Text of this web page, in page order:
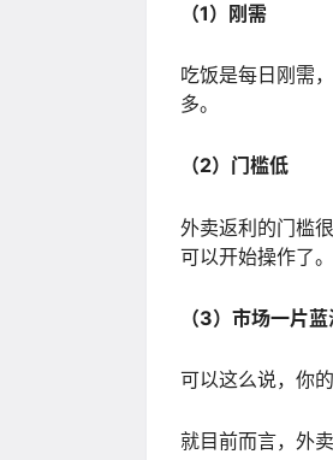
（1）刚需
吃饭是每日刚需
多。
（2）门槛低
外卖返利的门槛
可以开始操作了。
（3）市场一片
可以这么说，你
就目前而言，外